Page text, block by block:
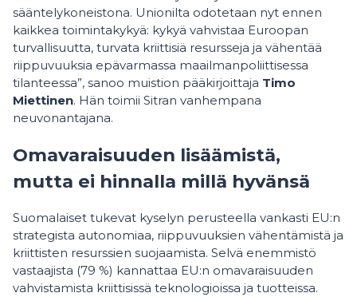
sääntelykoneistona. Unionilta odotetaan nyt ennen
kaikkea toimintakykyä: kykyä vahvistaa Euroopan
turvallisuutta, turvata kriittisiä resursseja ja vähentää
riippuvuuksia epävarmassa maailmanpoliittisessa
tilanteessa”, sanoo muistion pääkirjoittaja Timo
Miettinen. Hän toimii Sitran vanhempana
neuvonantajana.
Omavaraisuuden lisäämistä,
mutta ei hinnalla millä hyvänsä
Suomalaiset tukevat kyselyn perusteella vankasti EU:n
strategista autonomiaa, riippuvuuksien vähentämistä ja
kriittisten resurssien suojaamista. Selvä enemmistö
vastaajista (79 %) kannattaa EU:n omavaraisuuden
vahvistamista kriittisissä teknologioissa ja tuotteissa.